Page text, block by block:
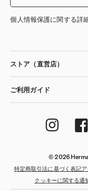
個人情報保護に関する詳細
ストア（直営店）
ご利用ガイド
© 2026
特定商取引法に基づく表記
クッキーに関する通